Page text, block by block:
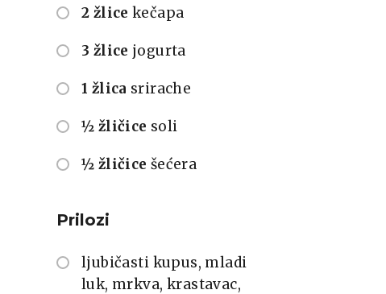
2 žlice kečapa
3 žlice jogurta
1 žlica srirache
½ žličice soli
½ žličice šećera
Prilozi
ljubičasti kupus, mladi
luk, mrkva, krastavac,